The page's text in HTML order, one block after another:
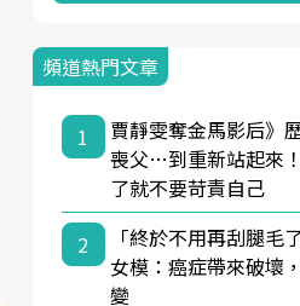
頻道熱門文章
1
賈靜雯奪金馬影后》
喪父…到重新站起來
了就不要苛責自己
2
「終於不用再刮腿毛
女模：癌症帶來破壞
變